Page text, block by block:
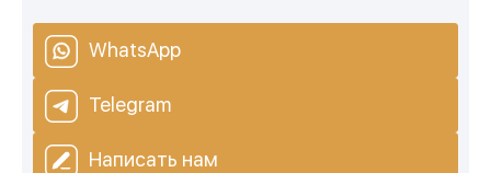
WhatsApp
Telegram
Написать нам